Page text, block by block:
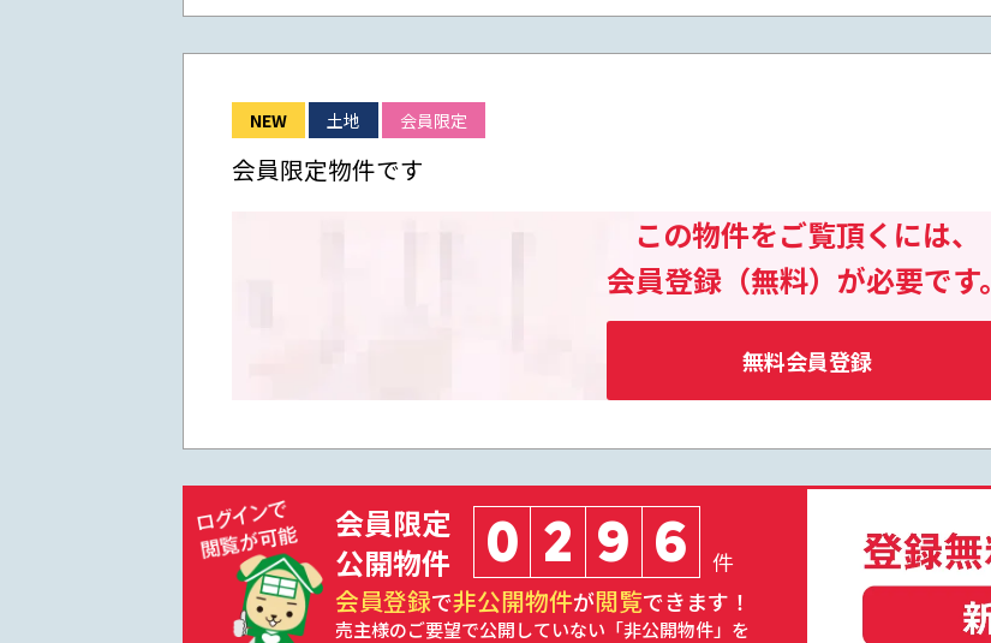
NEW 土地 会員限定
会員限定物件です
この物件をご覧頂くには、
会員登録（無料）が必要です。
無料会員登録
会員限定
公開物件
0 2 9 6 件
会員登録で非公開物件が閲覧できます！
売主様のご要望で公開していない「非公開物件」を